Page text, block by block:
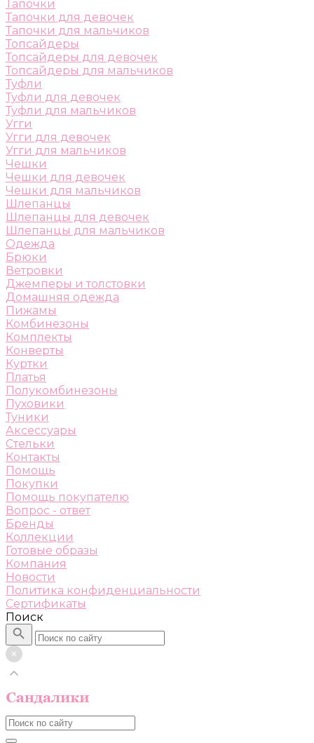
Тапочки
Тапочки для девочек
Тапочки для мальчиков
Топсайдеры
Топсайдеры для девочек
Топсайдеры для мальчиков
Туфли
Туфли для девочек
Туфли для мальчиков
Угги
Угги для девочек
Угги для мальчиков
Чешки
Чешки для девочек
Чешки для мальчиков
Шлепанцы
Шлепанцы для девочек
Шлепанцы для мальчиков
Одежда
Брюки
Ветровки
Джемперы и толстовки
Домашняя одежда
Пижамы
Комбинезоны
Комплекты
Конверты
Куртки
Платья
Полукомбинезоны
Пуховики
Туники
Аксессуары
Стельки
Контакты
Помощь
Покупки
Помощь покупателю
Вопрос - ответ
Бренды
Коллекции
Готовые образы
Компания
Новости
Политика конфиденциальности
Сертификаты
Поиск